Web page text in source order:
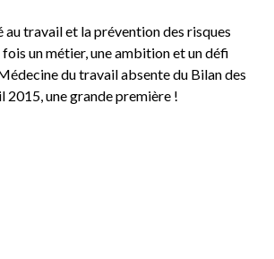
au travail et la prévention des risques
un métier, une ambition et un défi
du travail absente du Bilan des
une grande première !